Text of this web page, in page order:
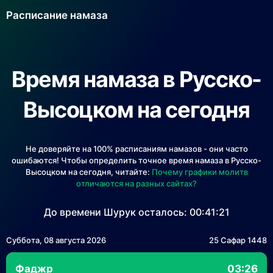
Расписание намаза
Время намаза в Русско-
Высоцком на сегодня
Не доверяйте на 100% расписаниям намазов - они часто
ошибаются! Чтобы определить точное время намаза в Русско-
Высоцком на сегодня, читайте: Почему графики молитв
отличаются на разных сайтах?
До времени Шурук осталось: 00:41:21
Суббота, 08 августа 2026 25 Сафар 1448
Фаджр 03:26